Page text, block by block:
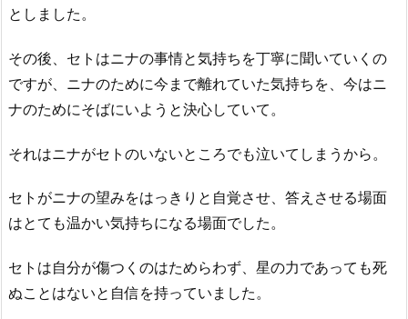
としました。
その後、セトはニナの事情と気持ちを丁寧に聞いていくの
ですが、ニナのために今まで離れていた気持ちを、今はニ
ナのためにそばにいようと決心していて。
それはニナがセトのいないところでも泣いてしまうから。
セトがニナの望みをはっきりと自覚させ、答えさせる場面
はとても温かい気持ちになる場面でした。
セトは自分が傷つくのはためらわず、星の力であっても死
ぬことはないと自信を持っていました。